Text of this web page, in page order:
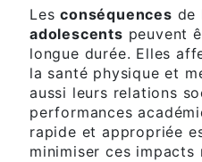
Lesconséquences de
adolescents peuvent
longue durée. Elles
la santé physique et
aussi leurs relations
performances
rapide et appropriée
minimiser ces impacts